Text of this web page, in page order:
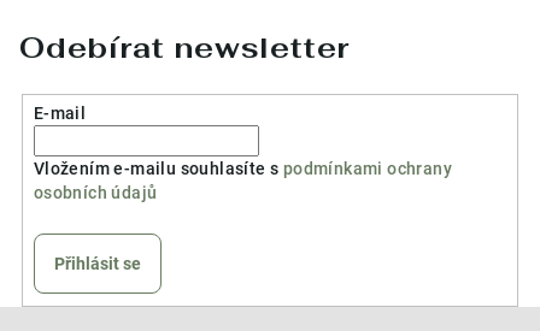
Odebírat newsletter
E-mail
Vložením e-mailu souhlasíte s podmínkami ochrany
osobních údajů
Přihlásit se